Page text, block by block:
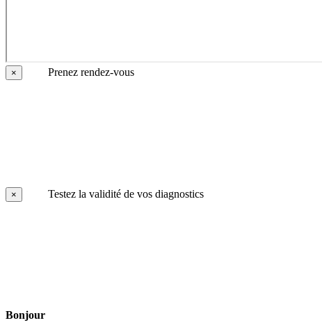
× Prenez rendez-vous
× Testez la validité de vos diagnostics
Bonjour